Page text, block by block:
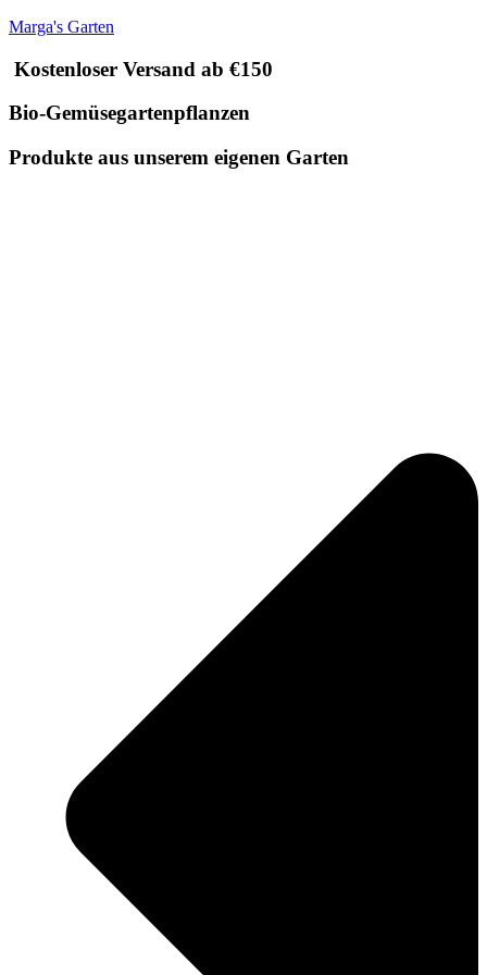
Marga's Garten
Kostenloser Versand ab €150
Bio-Gemüsegartenpflanzen
Produkte aus unserem eigenen Garten